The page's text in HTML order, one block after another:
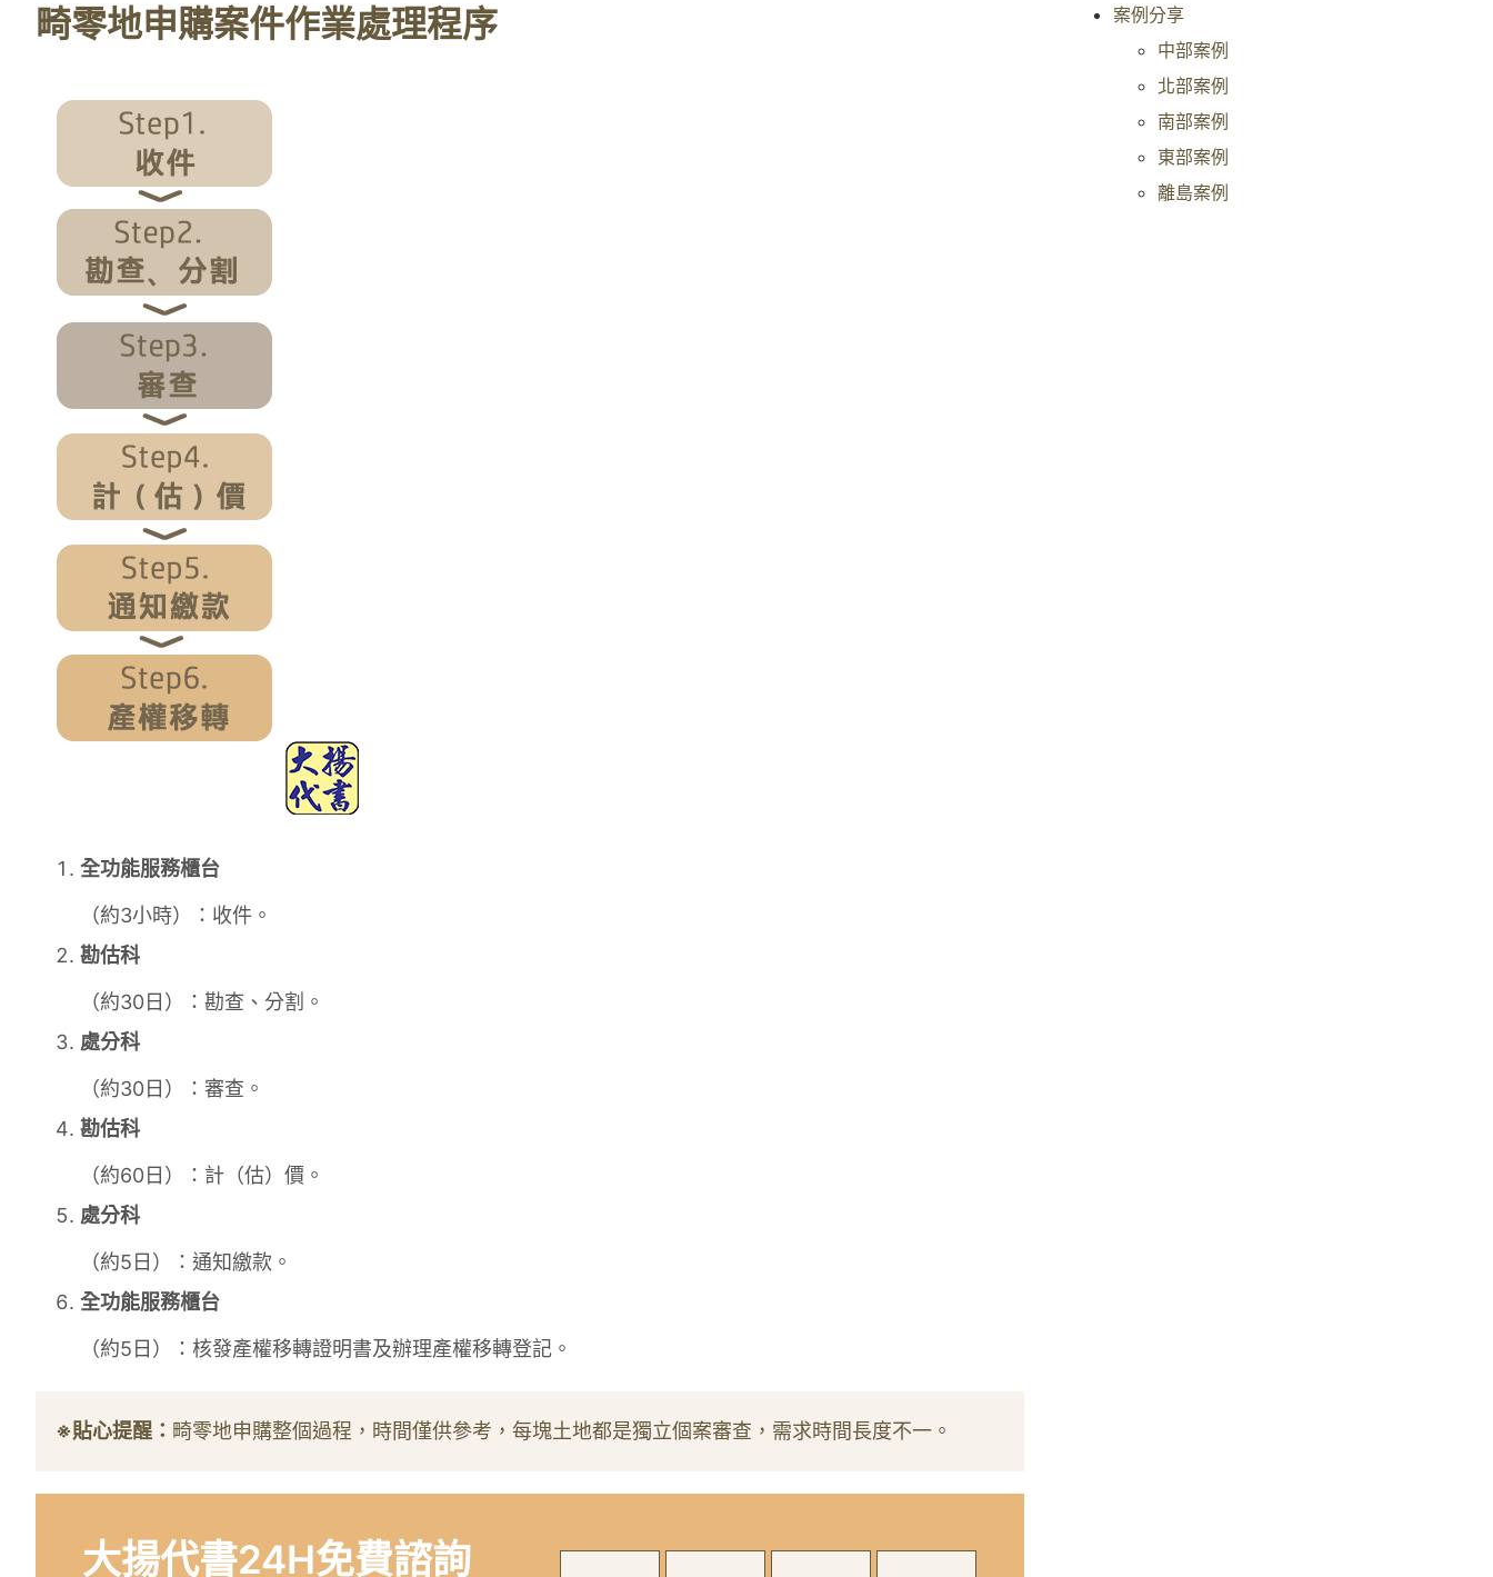
畸零地申購案件作業處理程序
全功能服務櫃台
（約3小時）：收件。
勘估科
（約30日）：勘查、分割。
處分科
（約30日）：審查。
勘估科
（約60日）：計（估）價。
處分科
（約5日）：通知繳款。
全功能服務櫃台
（約5日）：核發產權移轉證明書及辦理產權移轉登記。
※貼心提醒： 畸零地申購整個過程，時間僅供參考，每塊土地都是獨立個案審查，需求時間長度不一。
大揚代書24H免費諮詢
案例分享
中部案例
北部案例
南部案例
東部案例
離島案例